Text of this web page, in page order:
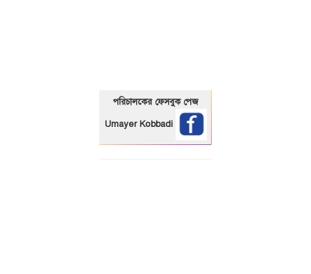
পরিচালকের ফেসবুক পেজ
Umayer Kobbadi